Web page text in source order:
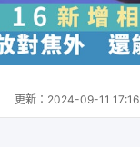
更新： 2024-09-11 17:16